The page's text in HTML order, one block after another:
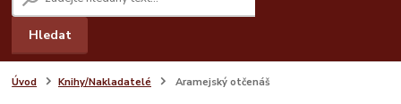
Hledat
Úvod Knihy/Nakladatelé Aramejský otčenáš